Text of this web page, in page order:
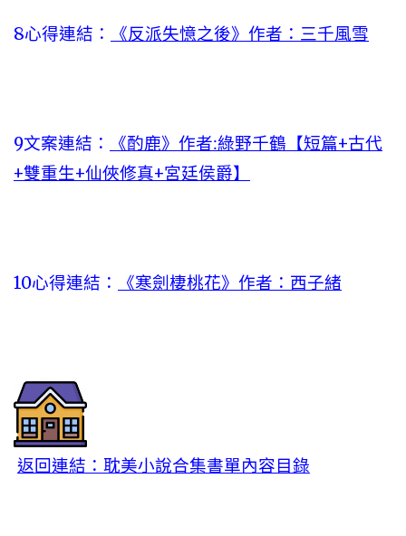
8心得連結： 《反派失憶之後》作者：三千風雪
9文案連結：
《酌鹿》作者:綠野千鶴【短篇+古代
+雙重生+仙俠修真+宮廷侯爵】
10心得連結： 《寒劍棲桃花》作者：西子緒
返回連結：耽美小說合集書單內容目錄